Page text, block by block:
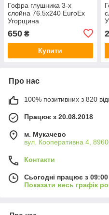
Гофра глушника 3-х
слойна 76.5x240 EuroEx
Угорщина
650 ₴
Купити
Про нас
100% позитивних з 820
Працює з 20.08.2018
м. Мукачево
вул. Кооперативна 4,
Контакти
Сьогодні працює з
Показати весь графік